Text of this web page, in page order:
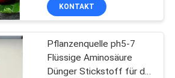
KONTAKT
Pflanzenquelle ph5-7
Flüssige Aminosäure
Dünger Stickstoff für die